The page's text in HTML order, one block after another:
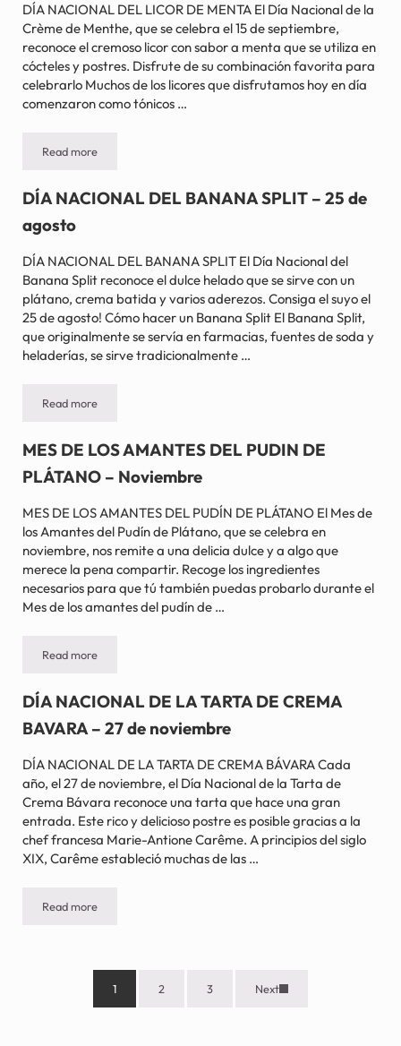
DÍA NACIONAL DEL LICOR DE MENTA El Día Nacional de la
Crème de Menthe, que se celebra el 15 de septiembre,
reconoce el cremoso licor con sabor a menta que se utiliza en
cócteles y postres. Disfrute de su combinación favorita para
celebrarlo Muchos de los licores que disfrutamos hoy en día
comenzaron como tónicos …
Read moreDÍA NACIONAL DE LA LICOR DE MENTA – 15 de septiembre
DÍA NACIONAL DEL BANANA SPLIT – 25 de
agosto
DÍA NACIONAL DEL BANANA SPLIT El Día Nacional del
Banana Split reconoce el dulce helado que se sirve con un
plátano, crema batida y varios aderezos. Consiga el suyo el
25 de agosto! Cómo hacer un Banana Split El Banana Split,
que originalmente se servía en farmacias, fuentes de soda y
heladerías, se sirve tradicionalmente …
Read moreDÍA NACIONAL DEL BANANA SPLIT – 25 de agosto
MES DE LOS AMANTES DEL PUDIN DE
PLÁTANO – Noviembre
MES DE LOS AMANTES DEL PUDÍN DE PLÁTANO El Mes de
los Amantes del Pudín de Plátano, que se celebra en
noviembre, nos remite a una delicia dulce y a algo que
merece la pena compartir. Recoge los ingredientes
necesarios para que tú también puedas probarlo durante el
Mes de los amantes del pudín de …
Read moreMES DE LOS AMANTES DEL PUDIN DE PLÁTANO – Noviembre
DÍA NACIONAL DE LA TARTA DE CREMA
BAVARA – 27 de noviembre
DÍA NACIONAL DE LA TARTA DE CREMA BÁVARA Cada
año, el 27 de noviembre, el Día Nacional de la Tarta de
Crema Bávara reconoce una tarta que hace una gran
entrada. Este rico y delicioso postre es posible gracias a la
chef francesa Marie-Antione Carême. A principios del siglo
XIX, Carême estableció muchas de las …
Read moreDÍA NACIONAL DE LA TARTA DE CREMA BAVARA – 27 de
Página
1 Página
2 Página
3 Next